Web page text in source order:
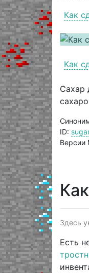
Как
Как
Сахар
ID:
Версии
Здесь
Есть